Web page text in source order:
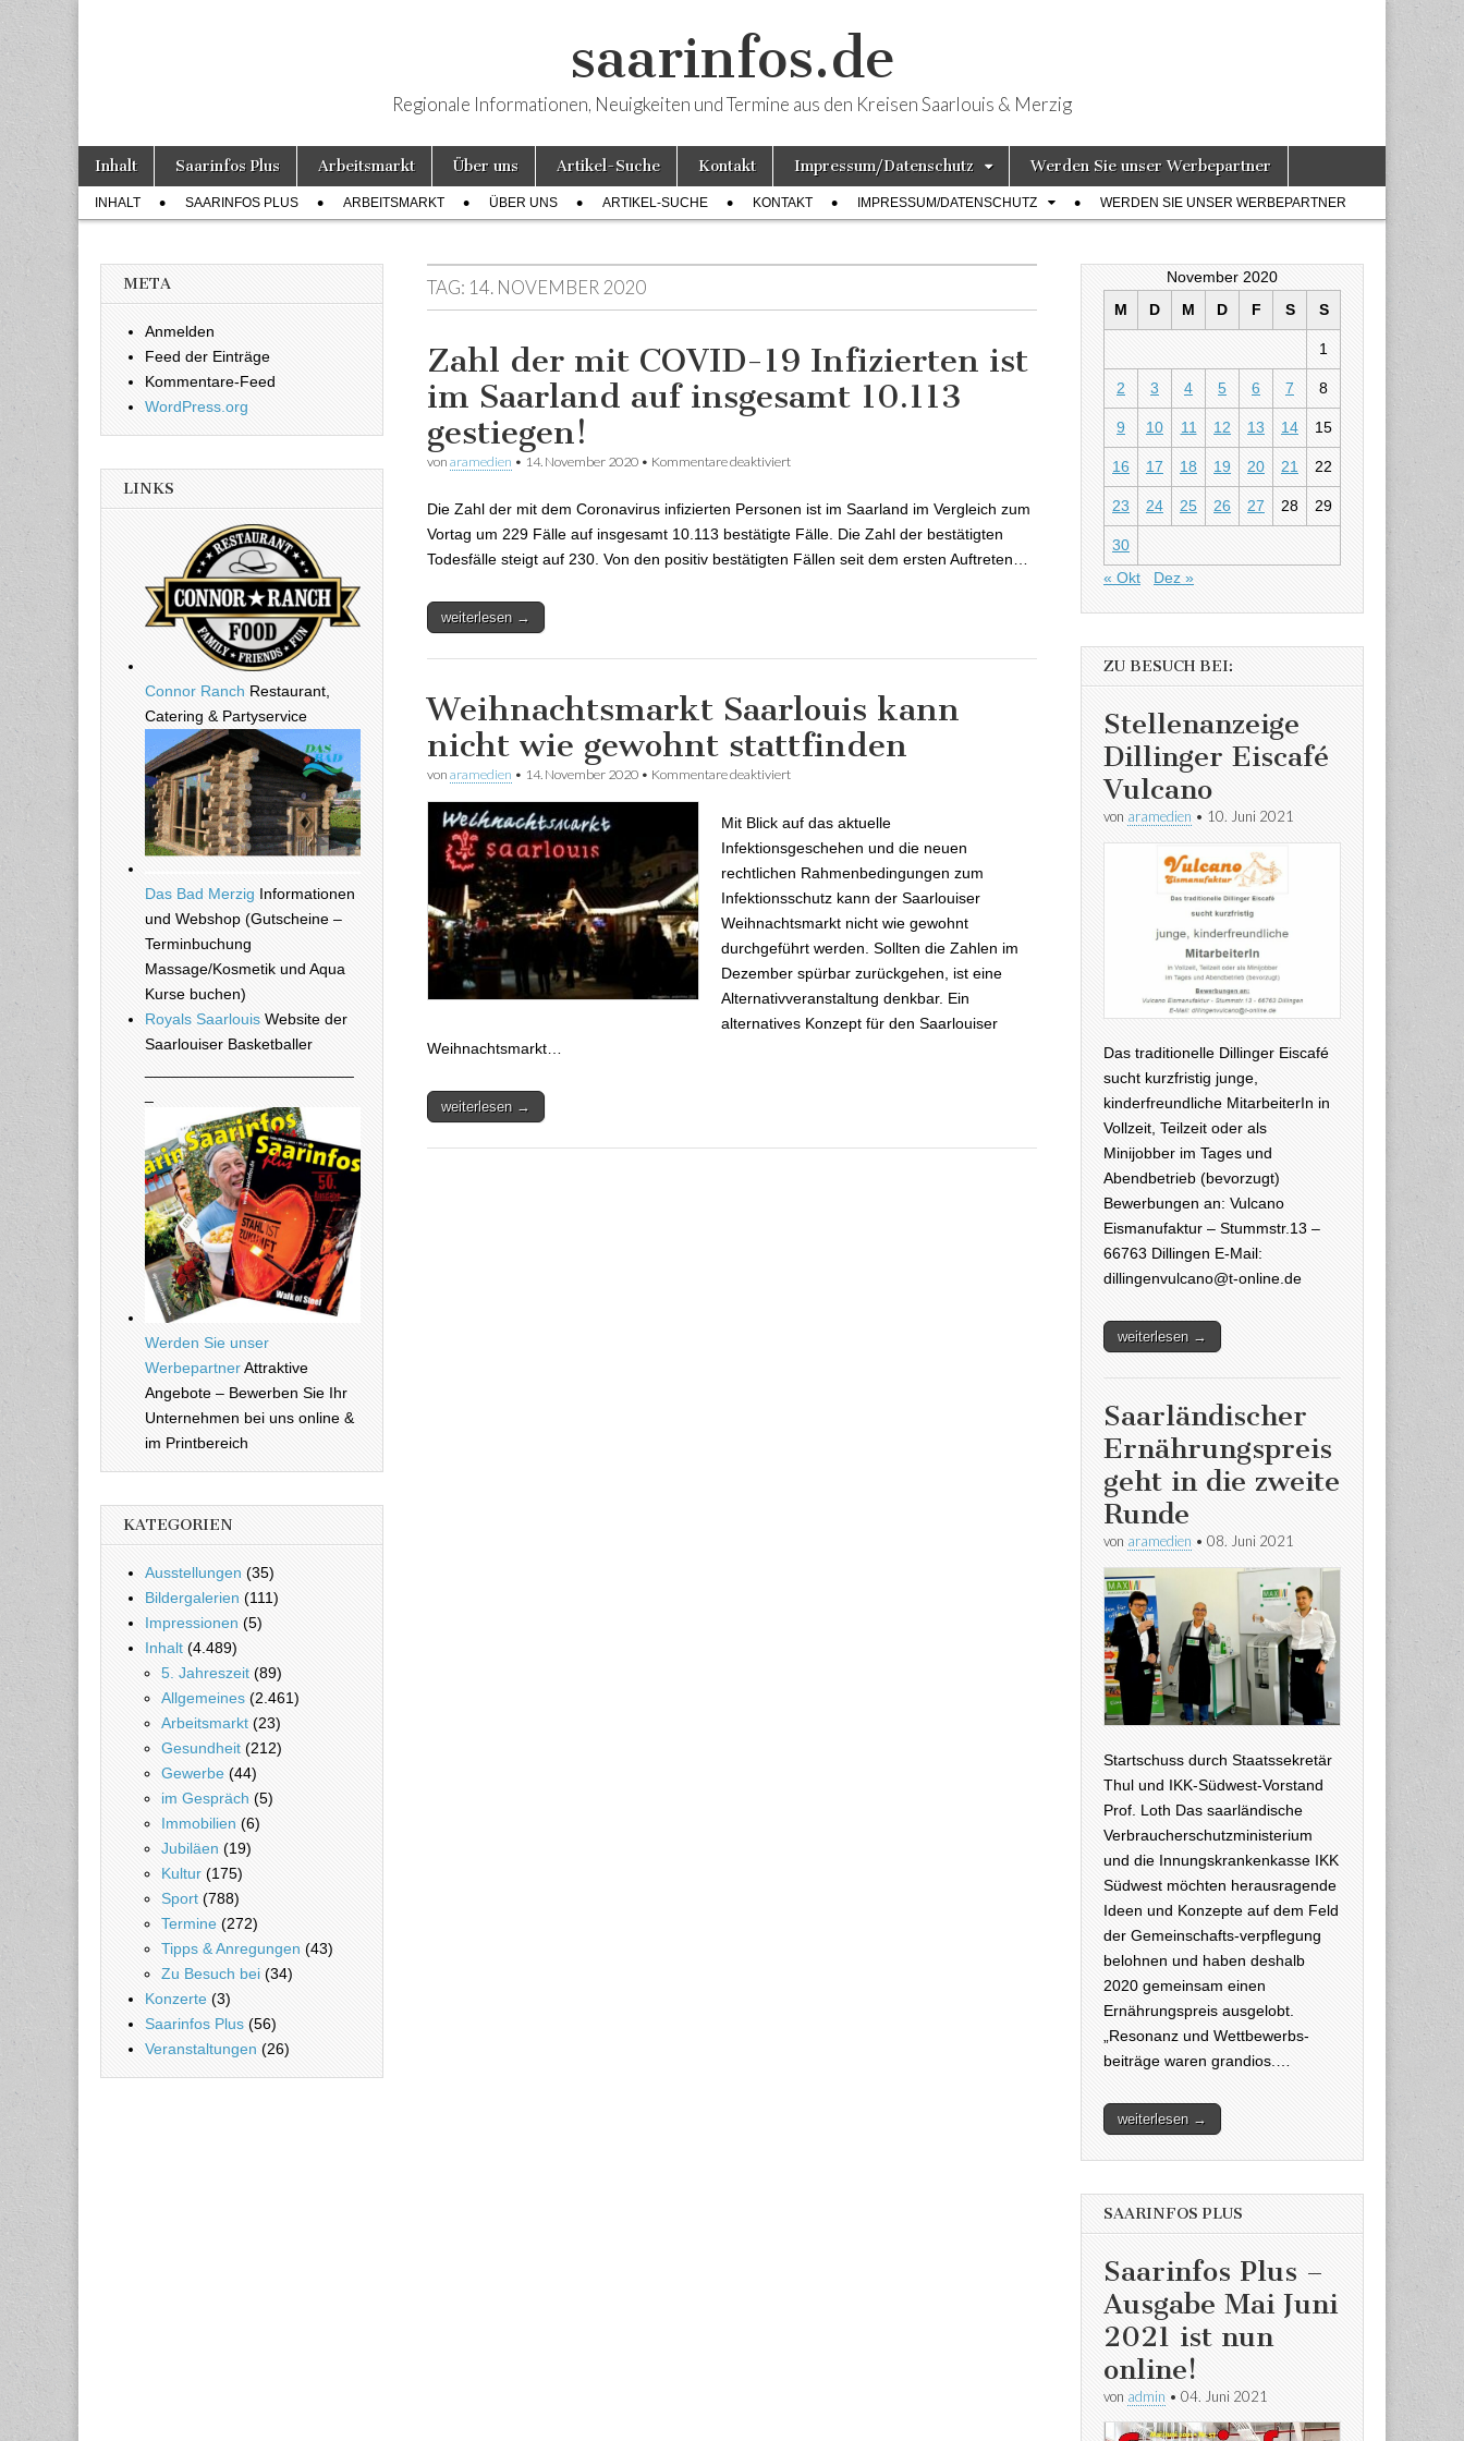
saarinfos.de
Regionale Informationen, Neuigkeiten und Termine aus den Kreisen Saarlouis & Merzig
Hauptmenü
Weiter zum Inhalt
Inhalt Saarinfos Plus Arbeitsmarkt Über uns Artikel-Suche Kontakt Impressum/Datenschutz Werden Sie unser Werbepartner
Untermenü
INHALT SAARINFOS PLUS ARBEITSMARKT ÜBER UNS ARTIKEL-SUCHE KONTAKT IMPRESSUM/DATENSCHUTZ WERDEN SIE UNSER WERBEPARTNER
TAG: 14. NOVEMBER 2020
Zahl der mit COVID-19 Infizierten ist
im Saarland auf insgesamt 10.113
gestiegen!
von aramedien • 14. November 2020 • Kommentare deaktiviert
Die Zahl der mit dem Coronavirus infizierten Personen ist im Saarland im Vergleich zum
Vortag um 229 Fälle auf insgesamt 10.113 bestätigte Fälle. Die Zahl der bestätigten
Todesfälle steigt auf 230. Von den positiv bestätigten Fällen seit dem ersten Auftreten…
weiterlesen →
Weihnachtsmarkt Saarlouis kann
nicht wie gewohnt stattfinden
von aramedien • 14. November 2020 • Kommentare deaktiviert
Mit Blick auf das aktuelle
Infektionsgeschehen und die neuen
rechtlichen Rahmenbedingungen zum
Infektionsschutz kann der Saarlouiser
Weihnachtsmarkt nicht wie gewohnt
durchgeführt werden. Sollten die Zahlen im
Dezember spürbar zurückgehen, ist eine
Alternativveranstaltung denkbar. Ein
alternatives Konzept für den Saarlouiser
Weihnachtsmarkt…
weiterlesen →
META
Anmelden
Feed der Einträge
Kommentare-Feed
WordPress.org
LINKS
Connor Ranch Restaurant,
Catering & Partyservice
Das Bad Merzig Informationen
und Webshop (Gutscheine –
Terminbuchung
Massage/Kosmetik und Aqua
Kurse buchen)
Royals Saarlouis Website der
Saarlouiser Basketballer
Werden Sie unser
WerbepartnerAttraktive
Angebote – Bewerben Sie Ihr
Unternehmen bei uns online &
im Printbereich
KATEGORIEN
Ausstellungen (35)
Bildergalerien (111)
Impressionen (5)
Inhalt (4.489)
5. Jahreszeit (89)
Allgemeines (2.461)
Arbeitsmarkt (23)
Gesundheit (212)
Gewerbe (44)
im Gespräch (5)
Immobilien (6)
Jubiläen (19)
Kultur (175)
Sport (788)
Termine (272)
Tipps & Anregungen (43)
Zu Besuch bei (34)
Konzerte (3)
Saarinfos Plus (56)
Veranstaltungen (26)
November 2020
M
D M D F S S
1
2 3 4 5 6 7 8
9 10 11 12 13 14 15
16 17 18 19 20 21 22
23 24 25 26 27 28 29
30
« Okt
Dez »
ZU BESUCH BEI:
Stellenanzeige
Dillinger Eiscafé
Vulcano
von aramedien • 10. Juni 2021
Das traditionelle Dillinger Eiscafé
sucht kurzfristig junge,
kinderfreundliche MitarbeiterIn in
Vollzeit, Teilzeit oder als
Minijobber im Tages und
Abendbetrieb (bevorzugt)
Bewerbungen an: Vulcano
Eismanufaktur – Stummstr.13 –
66763 Dillingen E-Mail:
dillingenvulcano@t-online.de
weiterlesen →
Saarländischer
Ernährungspreis
geht in die zweite
Runde
von aramedien • 08. Juni 2021
Startschuss durch Staatssekretär
Thul und IKK-Südwest-Vorstand
Prof. Loth Das saarländische
Verbraucherschutzministerium
und die Innungskrankenkasse IKK
Südwest möchten herausragende
Ideen und Konzepte auf dem Feld
der Gemeinschafts-verpflegung
belohnen und haben deshalb
2020 gemeinsam einen
Ernährungspreis ausgelobt.
„Resonanz und Wettbewerbs-
beiträge waren grandios.…
weiterlesen →
SAARINFOS PLUS
Saarinfos Plus –
Ausgabe Mai Juni
2021 ist nun
online!
von admin • 04. Juni 2021